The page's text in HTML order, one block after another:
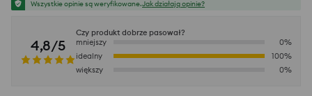
Wszystkie opinie są weryfikowane.Jak działają opinie?
4,8/5
Czy produkt dobrze pasował?
mniejszy
0%
idealny
100%
większy
0%